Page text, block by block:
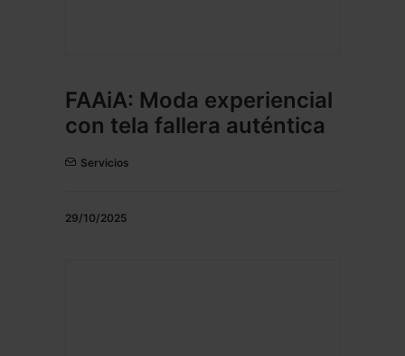
FAAiA: Moda experiencial
con tela fallera auténtica
Servicios
29/10/2025